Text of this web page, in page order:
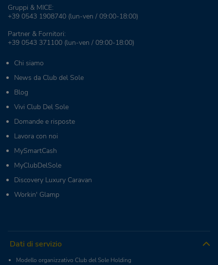
Gruppi & MICE:
+39 0543 1908740 (lun-ven / 09:00-18:00)
Partner & Fornitori:
+39 0543 371100 (lun-ven / 09:00-18:00)
Chi siamo
News da Club del Sole
Blog
Vivi Club Del Sole
Domande e risposte
Lavora con noi
MySmartCash
MyClubDelSole
Discovery Luxury Caravan
Workin' Glamp
Dati di servizio
Modello organizzativo Club del Sole Holding